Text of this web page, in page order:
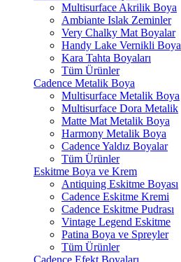
Multisurface Akrilik Boya
Ambiante Islak Zeminler
Very Chalky Mat Boyalar
Handy Lake Vernikli Boya
Kara Tahta Boyaları
Tüm Ürünler
Cadence Metalik Boya
Multisurface Metalik Boya
Multisurface Dora Metalik
Matte Mat Metalik Boya
Harmony Metalik Boya
Cadence Yaldız Boyalar
Tüm Ürünler
Eskitme Boya ve Krem
Antiquing Eskitme Boyası
Cadence Eskitme Kremi
Cadence Eskitme Pudrası
Vintage Legend Eskitme
Patina Boya ve Spreyler
Tüm Ürünler
Cadence Efekt Boyaları